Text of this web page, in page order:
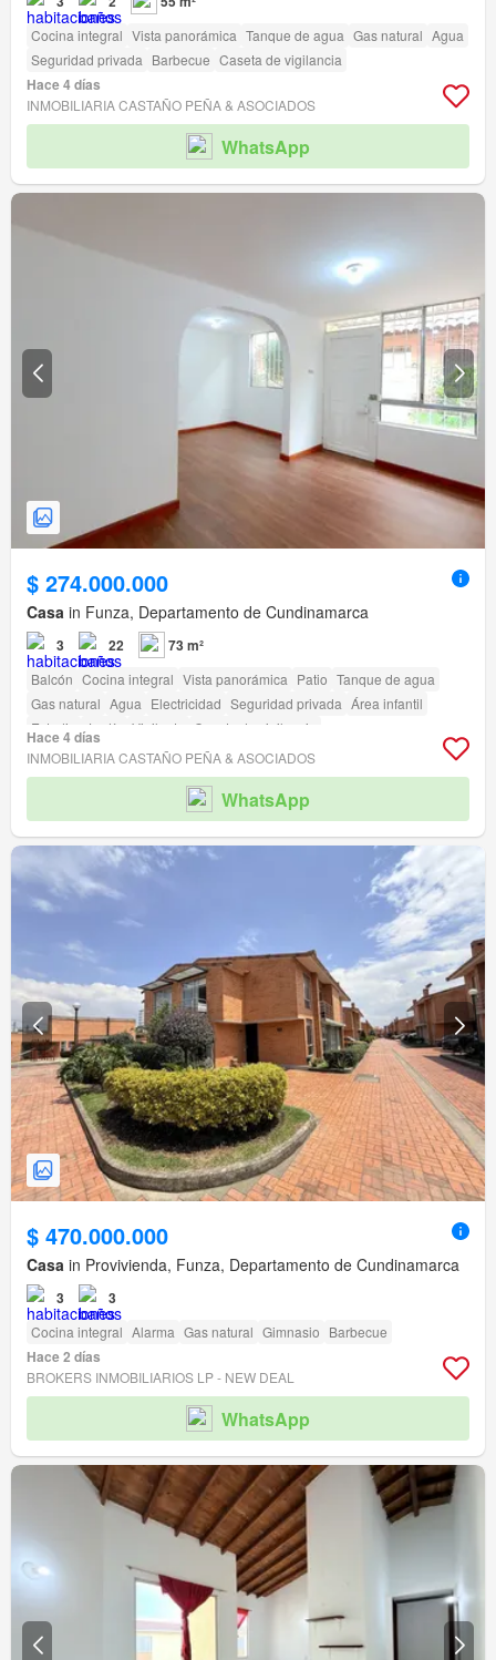
Cocina integral Vista panorámica Tanque de agua Gas natural Agua
Seguridad privada Barbecue Caseta de vigilancia
Hace 4 días
INMOBILIARIA CASTAÑO PEÑA & ASOCIADOS
WhatsApp
$ 274.000.000
Casa in Funza, Departamento de Cundinamarca
3 22 73 m²
Balcón Cocina integral Vista panorámica Patio Tanque de agua
Gas natural Agua Electricidad Seguridad privada Área infantil
Estudio
Jardín Vigilante Caseta de vigilancia
Hace 4 días
INMOBILIARIA CASTAÑO PEÑA & ASOCIADOS
WhatsApp
$ 470.000.000
Casa in Provivienda, Funza, Departamento de Cundinamarca
3 3
Cocina integral Alarma Gas natural Gimnasio Barbecue
Hace 2 días
BROKERS INMOBILIARIOS LP - NEW DEAL
WhatsApp